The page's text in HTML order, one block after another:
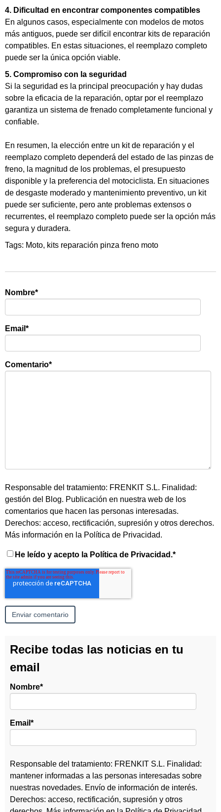
4. Dificultad en encontrar componentes compatibles
En algunos casos, especialmente con modelos de motos
más antiguos, puede ser difícil encontrar kits de reparación
compatibles. En estas situaciones, el reemplazo completo
puede ser la única opción viable.
5. Compromiso con la seguridad
Si la seguridad es la principal preocupación y hay dudas
sobre la eficacia de la reparación, optar por el reemplazo
garantiza un sistema de frenado completamente funcional y
confiable.
En resumen, la elección entre un kit de reparación y el
reemplazo completo dependerá del estado de las pinzas de
freno, la magnitud de los problemas, el presupuesto
disponible y la preferencia del motociclista. En situaciones
de desgaste moderado y mantenimiento preventivo, un kit
puede ser suficiente, pero ante problemas extensos o
recurrentes, el reemplazo completo puede ser la opción más
segura y duradera.
Tags: Moto, kits reparación pinza freno moto
Nombre*
Email *
Comentario*
Responsable del tratamiento: FRENKIT S.L. Finalidad:
gestión del Blog. Publicación en nuestra web de los
comentarios que hacen las personas interesadas.
Derechos: acceso, rectificación, supresión y otros derechos.
Más información en la Política de Privacidad.
He leído y acepto la Política de Privacidad.*
Recibe todas las noticias en tu
email
Nombre*
Email *
Responsable del tratamiento: FRENKIT S.L. Finalidad:
mantener informadas a las personas interesadas sobre
nuestras novedades. Envío de información de interés.
Derechos: acceso, rectificación, supresión y otros